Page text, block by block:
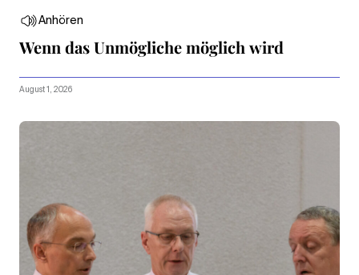
Anhören
Wenn das Unmögliche möglich wird
August 1, 2026